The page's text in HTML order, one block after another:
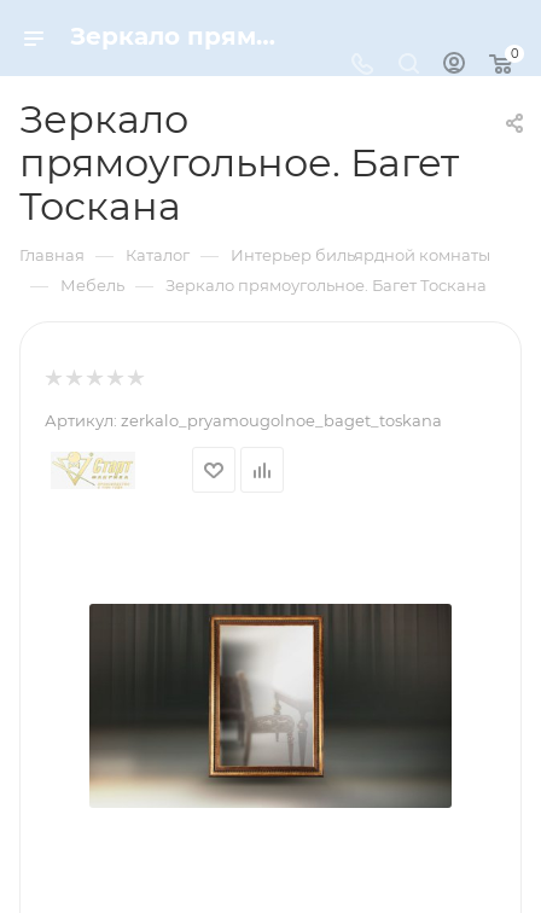
Зеркало прямоугольное. Багет Тоскана – купить по цене 143464 руб. в интернет-магазине Dynamic-Sport
0
Зеркало
прямоугольное. Багет
Тоскана
Главная — Каталог — Интерьер бильярдной комнаты
— Мебель — Зеркало прямоугольное. Багет Тоскана
Артикул: zerkalo_pryamougolnoe_baget_toskana